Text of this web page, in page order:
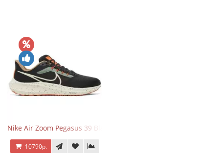
Nike Air Zoom Pegasus 39 Black White Orange
10790р.